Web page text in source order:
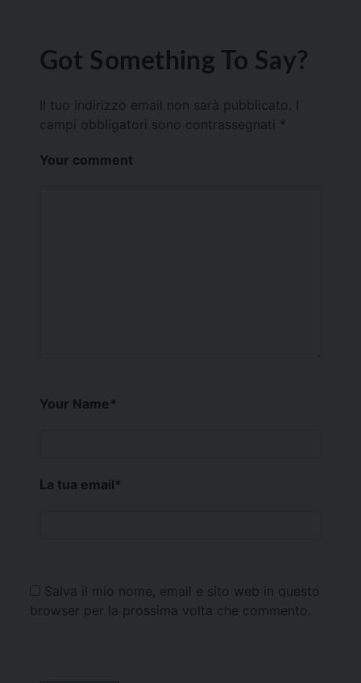
Got Something To Say?
Il tuo indirizzo email non sarà pubblicato.
campi obbligatori sono contrassegnati *
Your comment
Your Name*
La tua email*
Salva il mio nome, email e sito web in questo
browser per la prossima volta che commento.